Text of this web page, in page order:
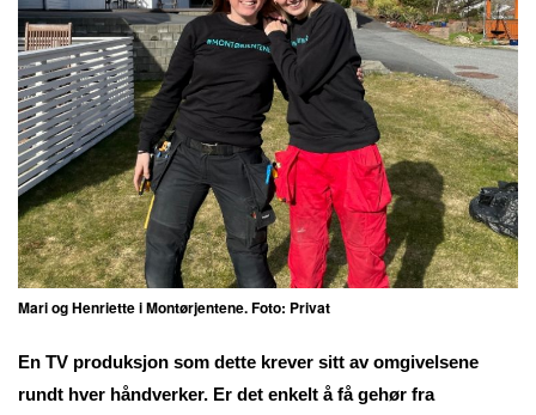
Mari og Henriette i Montørjentene. Foto: Privat
En TV produksjon som dette krever sitt av omgivelsene
rundt hver håndverker. Er det enkelt å få gehør fra